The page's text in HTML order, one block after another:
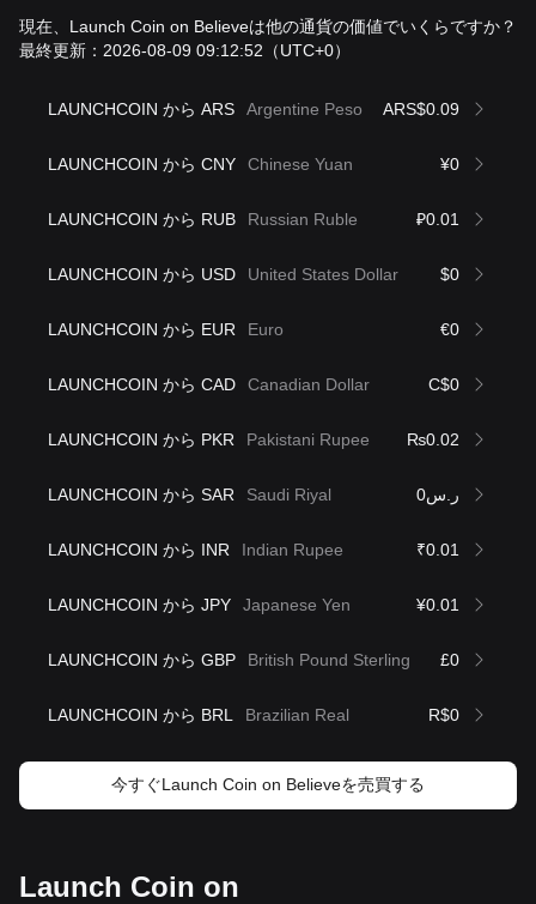
現在、Launch Coin on Believeは他の通貨の価値でいくらですか？
最終更新：2026-08-09 09:12:52 （UTC+0）
LAUNCHCOIN から ARS Argentine Peso ARS$0.09
LAUNCHCOIN から CNY Chinese Yuan ¥0
LAUNCHCOIN から RUB Russian Ruble ₽0.01
LAUNCHCOIN から USD United States Dollar $0
LAUNCHCOIN から EUR Euro €0
LAUNCHCOIN から CAD Canadian Dollar C$0
LAUNCHCOIN から PKR Pakistani Rupee ₨0.02
LAUNCHCOIN から SAR Saudi Riyal ر.س0
LAUNCHCOIN から INR Indian Rupee ₹0.01
LAUNCHCOIN から JPY Japanese Yen ¥0.01
LAUNCHCOIN から GBP British Pound Sterling £0
LAUNCHCOIN から BRL Brazilian Real R$0
今すぐLaunch Coin on Believeを売買する
Launch Coin on